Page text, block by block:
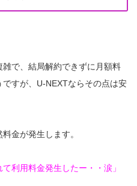
で、結局解約できずに月額料
すが、U-NEXTならその点は安
金が発生します。
利用料金発生したー・・涙」